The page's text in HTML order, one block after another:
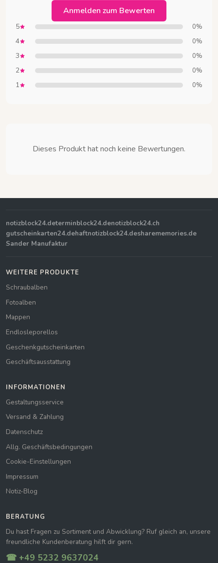
Anmelden zum Bewerten
5 0%
4 0%
3 0%
2 0%
1 0%
Dieses Produkt hat noch keine Bewertungen.
notizblock24.determinblock24.denotizblock24.ch
gutscheinkarten24.dehaftnotizblock24.desharememories.de
Sander Manufaktur
WEITERE PRODUKTE
Schraubalben
Fotoalben
Mappen
Endlosleporellos
Geschenkgutscheinkarten
Geschäftsausstattung
INFORMATIONEN
Gestaltungsservice
Versand & Zahlung
Datenschutz
Allg. Geschäftsbedingungen
Cookie-Einstellungen
Impressum
Notiz-Blog
BERATUNG
Du hast Fragen zu Sortiment und Abwicklung? Ruf gleich an, unsere
freundliche Kundenberatung hilft dir gern.
☎ +49 5232 9637024